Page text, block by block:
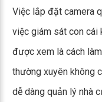
Việc lắp đặt camera
việc giám sát con cái
được xem là cách
thường xuyên không
dễ dàng quản lý nhà